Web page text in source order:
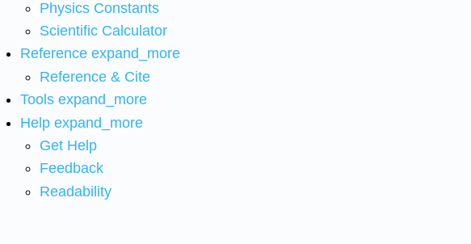
Physics Constants
Scientific Calculator
Reference expand_more
Reference & Cite
Tools expand_more
Help expand_more
Get Help
Feedback
Readability